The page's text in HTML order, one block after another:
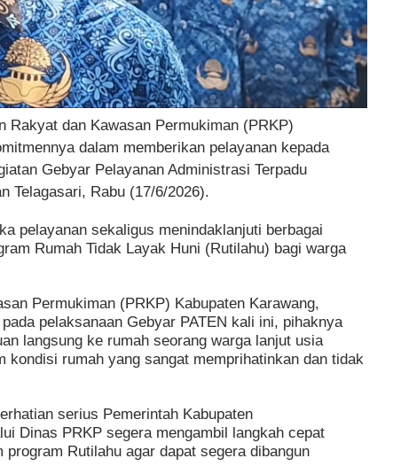
Rakyat dan Kawasan Permukiman (PRKP)
dalam memberikan pelayanan kepada
Gebyar Pelayanan Administrasi Terpadu
Telagasari, Rabu (17/6/2026).
pelayanan sekaligus menindaklanjuti berbagai
Rumah Tidak Layak Huni (Rutilahu) bagi warga
Permukiman (PRKP) Kabupaten Karawang,
pelaksanaan Gebyar PATEN kali ini, pihaknya
langsung ke rumah seorang warga lanjut usia
kondisi rumah yang sangat memprihatinkan dan tidak
serius Pemerintah Kabupaten
Dinas PRKP segera mengambil langkah cepat
Rutilahu agar dapat segera dibangun